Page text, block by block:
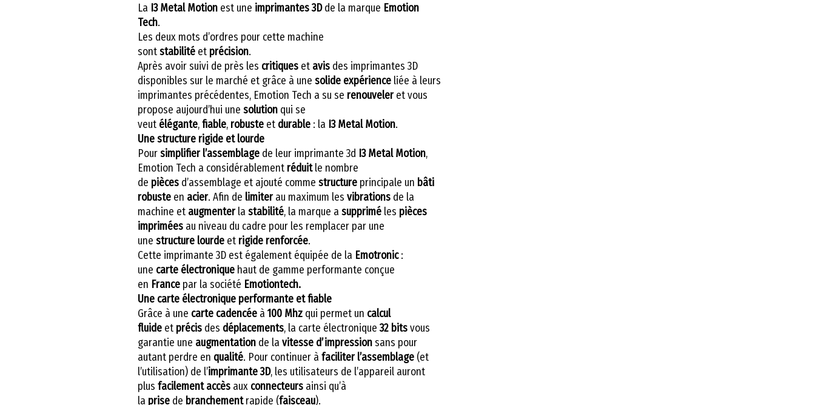
La I3 Metal Motion est une imprimantes 3Dde la marque Emotion
Tech.
Les deux mots d’ordres pour cette machine
sontstabilité et précision.
Après avoir suivi de près les critiques et avis des imprimantes 3D
disponibles sur le marché et grâce à une solide expérience liée à leurs
imprimantes précédentes, Emotion Tech a su se renouveleret vous
propose aujourd’hui une solution qui se
veut élégante,fiable, robuste et durable : la I3 Metal Motion.
Une structure rigide et lourde
Poursimplifier l’assemblage de leur imprimante 3d I3 Metal Motion,
Emotion Tech a considérablement réduitle nombre
de pièces d’assemblage et ajouté comme structure principale un bâti
robuste en acier. Afin de limiterau maximum les vibrations de la
machine et augmenterla stabilité, la marque a supprimé les pièces
imprimées au niveau du cadre pour les remplacer par une
une structure lourde et rigide renforcée.
Cette imprimante 3D est également équipée de la Emotronic:
une carte électronique haut de gamme performante conçue
en France par la société Emotiontech.
Une carte électronique performante et fiable
Grâce à une carte cadencée à 100 Mhz qui permet un calcul
fluide et précis des déplacements, la carte électronique 32 bitsvous
garantie une augmentation de la vitesse d’impressionsans pour
autant perdre en qualité. Pour continuer à faciliter l’assemblage (et
l’utilisation) de l’imprimante 3D, les utilisateurs de l’appareil auront
plus facilement accès aux connecteurs ainsi qu’à
la prise de branchementrapide (faisceau).